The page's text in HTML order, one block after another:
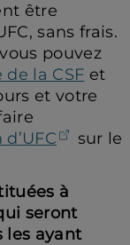
être
sans frais.
pouvez
la CSF et
et votre
sur le
à
seront
les ayant